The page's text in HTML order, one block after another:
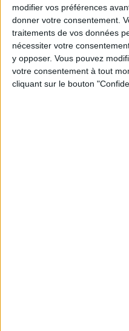
modifier vos préférences
donner votre consentement.
traitements de vos données
nécessiter votre
y opposer. Vous pouvez
votre consentement à tout
cliquant sur le bouton
Peut-on remplacer la
Consultation